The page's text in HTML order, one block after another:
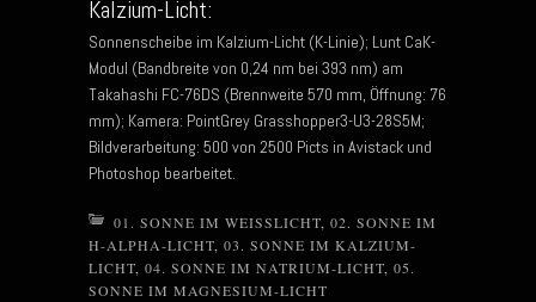
Kalzium-Licht:
Sonnenscheibe im Kalzium-Licht (K-Linie); Lunt CaK-
Modul (Bandbreite von 0,24 nm bei 393 nm) am
Takahashi FC-76DS (Brennweite 570 mm, Öffnung: 76
mm); Kamera: PointGrey Grasshopper3-U3-28S5M;
Bildverarbeitung: 500 von 2500 Picts in Avistack und
Photoshop bearbeitet.
01. SONNE IM WEISSLICHT 02. SONNE IM
H-ALPHA-LICHT 03. SONNE IM KALZIUM-
LICHT 04. SONNE IM NATRIUM-LICHT 05.
SONNE IM MAGNESIUM-LICHT